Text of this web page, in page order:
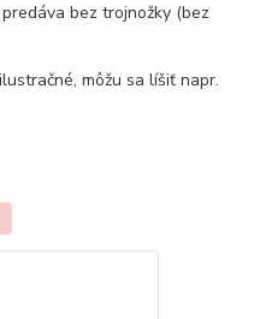
bez trojnožky (bez
môžu sa líšiť napr.